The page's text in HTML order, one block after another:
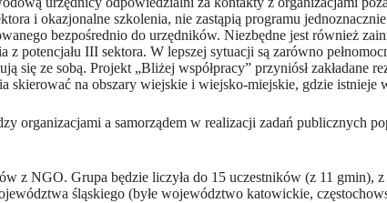
i okazjonalne szkolenia, nie zastąpią programu
bezpośrednio do urzędników. Niezbędne jest również
III sektora. W lepszej sytuacji są zarówno
ze sobą. Projekt „Bliżej współpracy” przyniósł zakładane
na obszary wiejskie i wiejsko-miejskie, gdzie istnieje
organizacjami a samorządem w realizacji zadań publicznych
z NGO. Grupa będzie liczyła do 15 uczestników (z 11 gmin), z
śląskiego (byłe województwo katowickie,